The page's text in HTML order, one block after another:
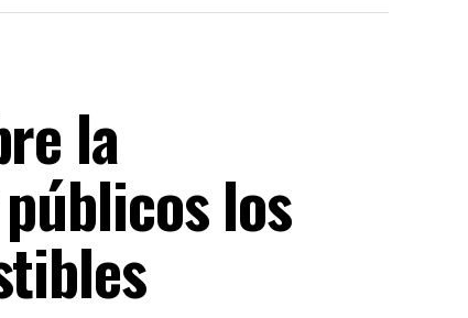
la
los